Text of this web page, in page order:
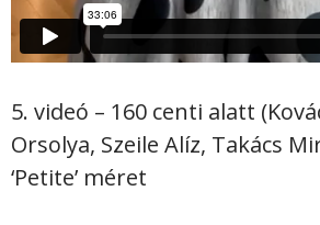
5. videó – 160 centi alatt
Orsolya, Szeile Alíz, Takács
‘Petite’ méret